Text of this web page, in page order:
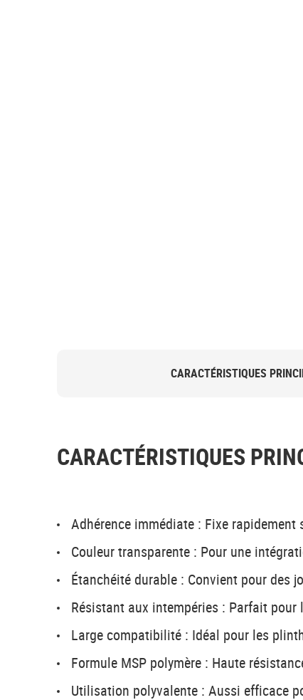
CARACTÉRISTIQUES
CARACTÉRISTIQUES
Adhérence immédiate : Fixe
Couleur transparente : Pour une
Étanchéité durable : Convient pour des
Résistant aux intempéries : Parfait
Large compatibilité : Idéal pour les
Formule MSP polymère : Haute
Utilisation polyvalente : Aussi efficace